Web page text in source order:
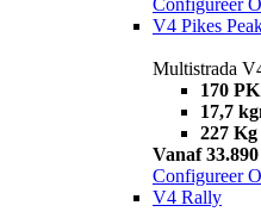
V4 Pikes
Multistrada
170 PK
17,7
227 Kg
Vanaf
Configureer
V4 Rally